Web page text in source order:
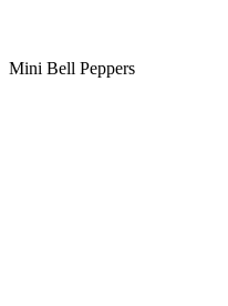
Mini Bell Peppers